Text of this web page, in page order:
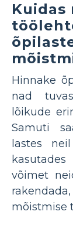
Kuidas
Hinnake
nad
lõikude
Samuti
lastes
võimet
mõistmise